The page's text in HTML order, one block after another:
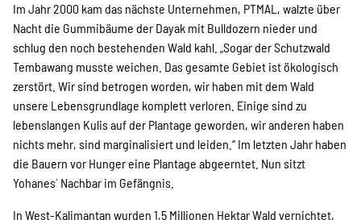
Im Jahr 2000 kam das nächste Unternehmen, PTMAL, walzte über
Nacht die Gummibäume der Dayak mit Bulldozern nieder und
schlug den noch bestehenden Wald kahl. „Sogar der Schutzwald
Tembawang musste weichen. Das gesamte Gebiet ist ökologisch
zerstört. Wir sind betrogen worden, wir haben mit dem Wald
unsere Lebensgrundlage komplett verloren. Einige sind zu
lebenslangen Kulis auf der Plantage geworden, wir anderen haben
nichts mehr, sind marginalisiert und leiden.“ Im letzten Jahr haben
die Bauern vor Hunger eine Plantage abgeerntet. Nun sitzt
Yohanes´ Nachbar im Gefängnis.
In West-Kalimantan wurden 1,5 Millionen Hektar Wald vernichtet,